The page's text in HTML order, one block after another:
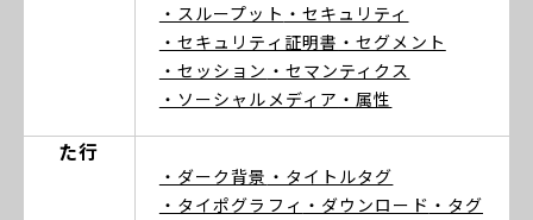
・スループット ・セキュリティ
・セキュリティ証明書 ・セグメント
・セッション ・セマンティクス
・ソーシャルメディア ・属性
た行
・ダーク背景 ・タイトルタグ
・タイポグラフィ ・ダウンロード ・タグ